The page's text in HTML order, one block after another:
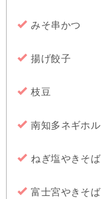
みそ串かつ
揚げ餃子
枝豆
南知多ネギホル
ねぎ塩やきそば
富士宮やきそば